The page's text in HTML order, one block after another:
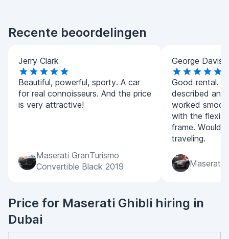
Recente beoordelingen
Jerry Clark
Beautiful, powerful, sporty. A car
for real connoisseurs. And the price
is very attractive!
Maserati GranTurismo
Convertible Black 2019
George Davis
Good rental.
described and
worked
with the
frame. Would
traveling.
Maserati
Price for Maserati Ghibli hiring in
Dubai